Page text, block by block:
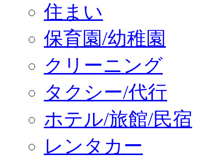
住まい
保育園/幼稚園
クリーニング
タクシー/代行
ホテル/旅館/民宿
レンタカー